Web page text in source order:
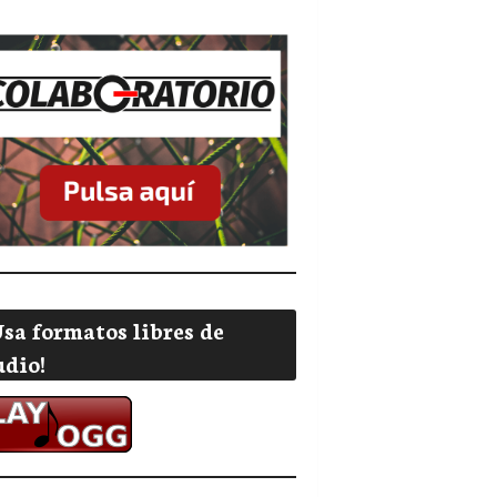
formatos libres de